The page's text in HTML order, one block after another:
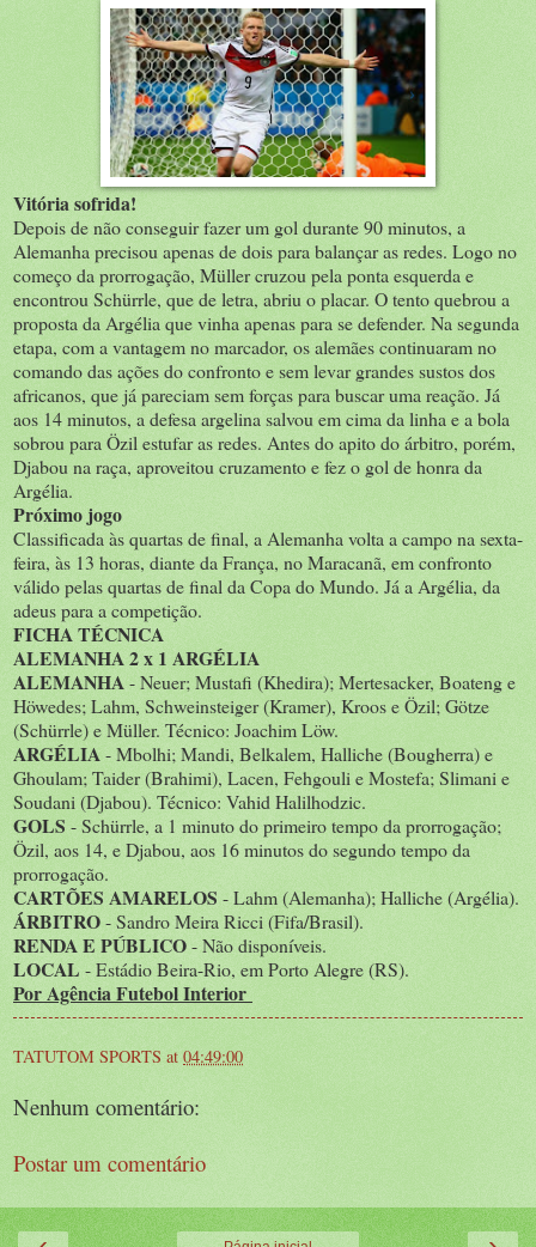
Vitória sofrida!
Depois de não conseguir fazer um gol durante 90 minutos, a
Alemanha precisou apenas de dois para balançar as redes. Logo no
começo da prorrogação, Müller cruzou pela ponta esquerda e
encontrou Schürrle, que de letra, abriu o placar. O tento quebrou a
proposta da Argélia que vinha apenas para se defender. Na segunda
etapa, com a vantagem no marcador, os alemães continuaram no
comando das ações do confronto e sem levar grandes sustos dos
africanos, que já pareciam sem forças para buscar uma reação. Já
aos 14 minutos, a defesa argelina salvou em cima da linha e a bola
sobrou para Özil estufar as redes. Antes do apito do árbitro, porém,
Djabou na raça, aproveitou cruzamento e fez o gol de honra da
Argélia.
Próximo jogo
Classificada às quartas de final, a Alemanha volta a campo na sexta-
feira, às 13 horas, diante da França, no Maracanã, em confronto
válido pelas quartas de final da Copa do Mundo. Já a Argélia, da
adeus para a competição.
FICHA TÉCNICA
ALEMANHA 2 x 1 ARGÉLIA
ALEMANHA - Neuer; Mustafi (Khedira); Mertesacker, Boateng e
Höwedes; Lahm, Schweinsteiger (Kramer), Kroos e Özil; Götze
(Schürrle) e Müller. Técnico: Joachim Löw.
ARGÉLIA - Mbolhi; Mandi, Belkalem, Halliche (Bougherra) e
Ghoulam; Taider (Brahimi), Lacen, Fehgouli e Mostefa; Slimani e
Soudani (Djabou). Técnico: Vahid Halilhodzic.
GOLS - Schürrle, a 1 minuto do primeiro tempo da prorrogação;
Özil, aos 14, e Djabou, aos 16 minutos do segundo tempo da
prorrogação.
CARTÕES AMARELOS - Lahm (Alemanha); Halliche (Argélia).
ÁRBITRO- Sandro Meira Ricci (Fifa/Brasil).
RENDA E PÚBLICO- Não disponíveis.
LOCAL - Estádio Beira-Rio, em Porto Alegre (RS).
Por Agência Futebol Interior
TATUTOM SPORTS at 04:49:00
Nenhum comentário:
Postar um comentário